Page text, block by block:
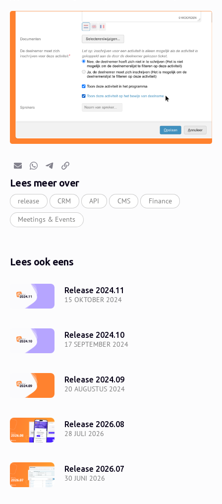
E-mailWhatsapp
TelegramKopieer link
Lees meer over
release CRM API CMS Finance
Meetings & Events
Lees ook eens
15 OKTOBER 2024
Release 2024.11
17 SEPTEMBER 2024
Release 2024.10
20 AUGUSTUS 2024
Release 2024.09
28 JULI 2026
Release 2026.08
30 JUNI 2026
Release 2026.07